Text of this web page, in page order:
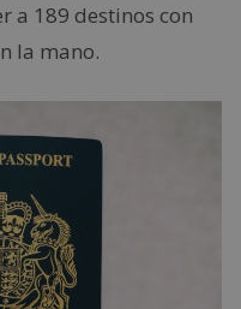
a 189 destinos con
la mano.